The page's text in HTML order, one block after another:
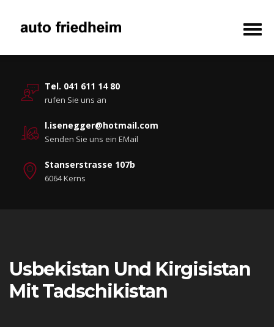
Tel. 041 611 14 80
rufen Sie uns an
l.isenegger@hotmail.com
Senden Sie uns ein EMail
Stanserstrasse 107b
6064 Kerns
Usbekistan Und Kirgisistan
Mit Tadschikistan